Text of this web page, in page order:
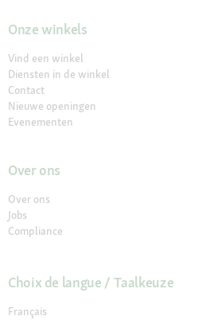
Onze winkels
Vind een winkel
Diensten in de winkel
Contact
Nieuwe openingen
Evenementen
Over ons
Over ons
Jobs
Compliance
Choix de langue / Taalkeuze
Français